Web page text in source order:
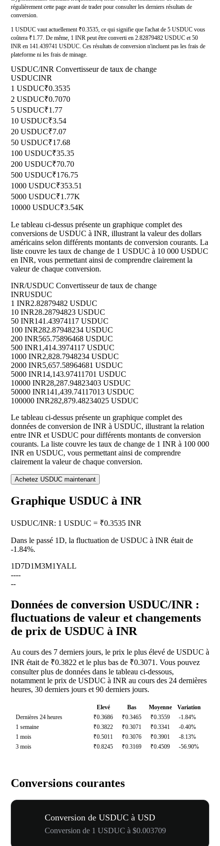
régulièrement cette page avant de trader pour consulter les derniers résultats de
conversion.
1 USDUC vaut actuellement ₹0.3535, ce qui signifie que l'achat de 5 USDUC vous
coûtera ₹1.77. De même, 1 INR peut être converti en 2.82879482 USDUC et 50
INR en 141.439741 USDUC. Ces résultats de conversion n'incluent pas les frais de
plateforme ni les frais de minage.
USDUC/INR Convertisseur de taux de change
USDUCINR
1 USDUC₹0.3535
2 USDUC₹0.7070
5 USDUC₹1.77
10 USDUC₹3.54
20 USDUC₹7.07
50 USDUC₹17.68
100 USDUC₹35.35
200 USDUC₹70.70
500 USDUC₹176.75
1000 USDUC₹353.51
5000 USDUC₹1.77K
10000 USDUC₹3.54K
Le tableau ci-dessus présente un graphique complet des
conversions de USDUC à INR, illustrant la valeur des dollars
américains selon différents montants de conversion courants. La
liste couvre les taux de change de 1 USDUC à 10 000 USDUC
en INR, vous permettant ainsi de comprendre clairement la
valeur de chaque conversion.
INR/USDUC Convertisseur de taux de change
INRUSDUC
1 INR2.82879482 USDUC
10 INR28.28794823 USDUC
50 INR141.43974117 USDUC
100 INR282.87948234 USDUC
200 INR565.75896468 USDUC
500 INR1,414.3974117 USDUC
1000 INR2,828.7948234 USDUC
2000 INR5,657.58964681 USDUC
5000 INR14,143.97411701 USDUC
10000 INR28,287.94823403 USDUC
50000 INR141,439.74117013 USDUC
100000 INR282,879.48234025 USDUC
Le tableau ci-dessus présente un graphique complet des
données de conversion de INR à USDUC, illustrant la relation
entre INR et USDUC pour différents montants de conversion
courants. La liste couvre les taux de change de 1 INR à 100 000
INR en USDUC, vous permettant ainsi de comprendre
clairement la valeur de chaque conversion.
Achetez USDUC maintenant
Graphique USDUC à INR
USDUC/INR: 1 USDUC = ₹0.3535 INR
Dans le passé 1D, la fluctuation de USDUC à INR était de
-1.84%.
1D7D1M3M1YALL
----
--
Données de conversion USDUC/INR :
fluctuations de valeur et changements
de prix de USDUC à INR
Au cours des 7 derniers jours, le prix le plus élevé de USDUC à
INR était de ₹0.3822 et le plus bas de ₹0.3071. Vous pouvez
consulter plus de données dans le tableau ci-dessous,
notamment le prix de USDUC à INR au cours des 24 dernières
heures, 30 derniers jours et 90 derniers jours.
Elevé Bas Moyenne
Variation
Dernières 24 heures
₹0.3686 ₹0.3465 ₹0.3559
-1.84%
1 semaine
₹0.3822 ₹0.3071 ₹0.3341
-0.40%
1 mois
₹0.5011 ₹0.3076 ₹0.3901
-8.13%
3 mois
₹0.8245 ₹0.3169 ₹0.4509 -56.90%
Conversions courantes
Conversion de USDUC à USD
Conversion de 1 USDUC à $0.003709